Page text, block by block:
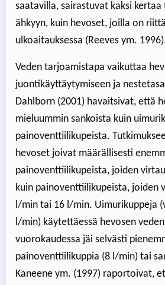
saatavilla, sairastuvat kaksi
ähkyyn, kuin hevoset, joilla on
ulkoaitauksessa (Reeves ym.
Veden tarjoamistapa vaikuttaa
juontikäyttäytymiseen ja
Dahlborn (2001) havaitsivat, että
mieluummin sankoista kuin
painoventtiilikupeista.
hevoset joivat määrällisesti
painoventtiilikupeista, joiden
kuin painoventtiilikupeista, joiden
l/min tai 16 l/min. Uimurikuppeja
l/min) käytettäessä hevosen
vuorokaudessa jäi selvästi
painoventtiilikuppia (8 l/min) tai
Kaneene ym. (1997) raportoivat,